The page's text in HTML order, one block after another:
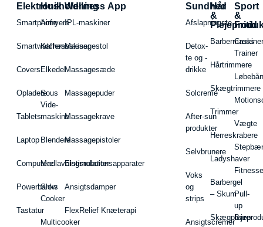
Elektronik
Smartphone
Smartwatches
Covers
Opladere
Tablets
Laptop
Computere
Powerbanks
Tastatur
Husholdning
Airfryers
Kaffemaskiner
Elkedel
Sous
Vide-
maskine
Blendere
Madlavningsrobotter
Slow
Cooker
Multicooker
Wellness App
IPL-maskiner
Massagestol
Massagesæde
Massagepuder
Massagekrave
Massagepistoler
Elstimulationsapparater
Ansigtsdamper
FlexRelief Knæterapi
Sundhed
Afslapningste
Detox-
te og -
drikke
Solcreme
After-sun
produkter
Selvbrunere
Voks
og
strips
Ansigtscremer
Hår
&
Hårtrimmere
Skægtrimmere
Trimmer
Herreskrabere
Ladyshaver
Barbergel
– Skum
Sport
&
Fritid
Cross
Trainer
Vægte
Pull-
up
Barer